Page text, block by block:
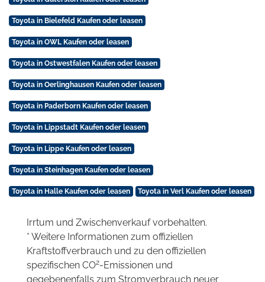
Toyota in Bielefeld Kaufen oder leasen
Toyota in OWL Kaufen oder leasen
Toyota in Ostwestfalen Kaufen oder leasen
Toyota in Oerlinghausen Kaufen oder leasen
Toyota in Paderborn Kaufen oder leasen
Toyota in Lippstadt Kaufen oder leasen
Toyota in Lippe Kaufen oder leasen
Toyota in Steinhagen Kaufen oder leasen
Toyota in Halle Kaufen oder leasen Toyota in Verl Kaufen oder leasen
Irrtum und Zwischenverkauf vorbehalten.
* Weitere Informationen zum offiziellen
Kraftstoffverbrauch und zu den offiziellen
spezifischen CO2-Emissionen und
gegebenenfalls zum Stromverbrauch neuer